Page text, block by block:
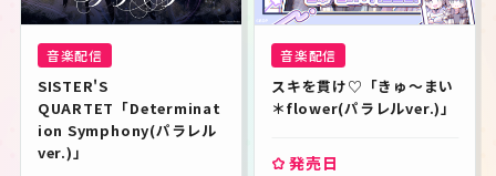
音楽配信
SISTER'S
QUARTET「Determinat
ion Symphony(パラレル
ver.)」
音楽配信
スキを貫け♡「きゅ〜まい
＊flower(パラレルver.)」
発売日